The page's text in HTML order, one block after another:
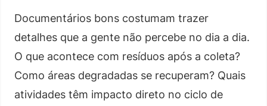
Documentários bons costumam trazer
detalhes que a gente não percebe no dia a dia.
O que acontece com resíduos após a coleta?
Como áreas degradadas se recuperam? Quais
atividades têm impacto direto no ciclo de